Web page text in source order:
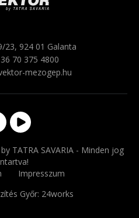
23, 924 01 Galanta
70 375 4800
mezogep.hu
TATRA SAVARIA - Minden jog
Impresszum
Győr: 24works